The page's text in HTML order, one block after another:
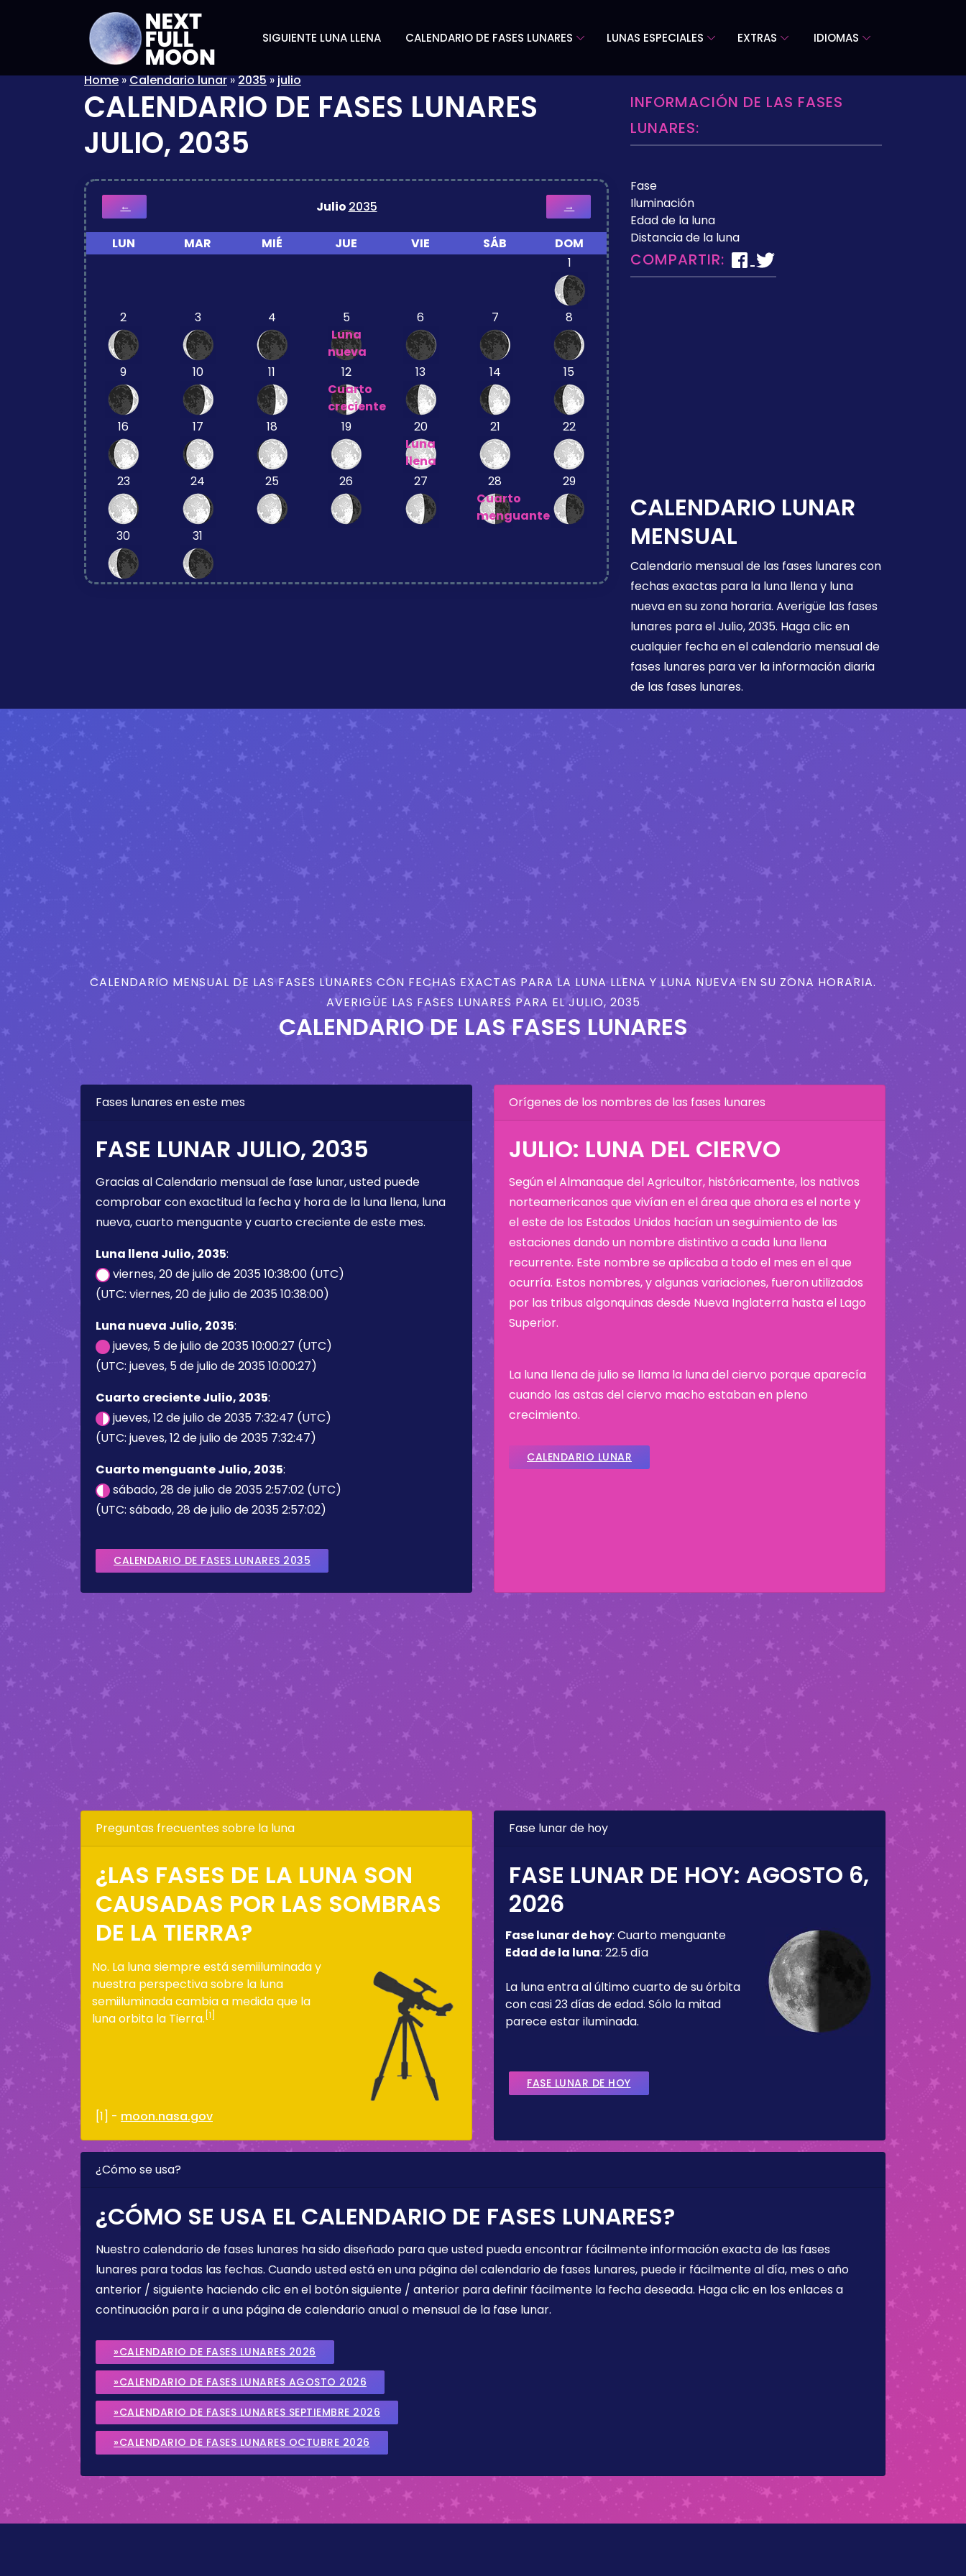
SIGUIENTE LUNA LLENA CALENDARIO DE FASES LUNARES LUNAS ESPECIALES EXTRAS IDIOMAS
Home»Calendario lunar»2035»julio
CALENDARIO DE FASES LUNARES
JULIO, 2035
← Julio 2035 →
LUN MAR MIÉ JUE VIE SÁB
DOM
1
2 3 4
5
Luna
nueva
6 7 8
9 10 11
12
Cuarto
creciente
13 14 15
16 17 18 19
20
Luna
llena
21 22
23 24 25 26 27
28
Cuarto
menguante
29
30 31
INFORMACIÓN DE LAS FASES
LUNARES:
Fase
Iluminación
Edad de la luna
Distancia de la luna
COMPARTIR:
CALENDARIO LUNAR
MENSUAL
Calendario mensual de las fases lunares con
fechas exactas para la luna llena y luna
nueva en su zona horaria. Averigüe las fases
lunares para el Julio, 2035. Haga clic en
cualquier fecha en el calendario mensual de
fases lunares para ver la información diaria
de las fases lunares.
CALENDARIO MENSUAL DE LAS FASES LUNARES CON FECHAS EXACTAS PARA LA LUNA LLENA Y LUNA NUEVA EN SU ZONA HORARIA.
AVERIGÜE LAS FASES LUNARES PARA EL JULIO, 2035
CALENDARIO DE LAS FASES LUNARES
Fases lunares en este mes
FASE LUNAR JULIO, 2035
Gracias al Calendario mensual de fase lunar, usted puede
comprobar con exactitud la fecha y hora de la luna llena, luna
nueva, cuarto menguante y cuarto creciente de este mes.
Luna llena Julio, 2035:
viernes, 20 de julio de 2035 10:38:00 (UTC)
(UTC: viernes, 20 de julio de 2035 10:38:00)
Luna nueva Julio, 2035:
jueves, 5 de julio de 2035 10:00:27 (UTC)
(UTC: jueves, 5 de julio de 2035 10:00:27)
Cuarto creciente Julio, 2035:
jueves, 12 de julio de 2035 7:32:47 (UTC)
(UTC: jueves, 12 de julio de 2035 7:32:47)
Cuarto menguante Julio, 2035:
sábado, 28 de julio de 2035 2:57:02 (UTC)
(UTC: sábado, 28 de julio de 2035 2:57:02)
CALENDARIO DE FASES LUNARES 2035
Orígenes de los nombres de las fases lunares
JULIO: LUNA DEL CIERVO
Según el Almanaque del Agricultor, históricamente, los nativos
norteamericanos que vivían en el área que ahora es el norte y
el este de los Estados Unidos hacían un seguimiento de las
estaciones dando un nombre distintivo a cada luna llena
recurrente. Este nombre se aplicaba a todo el mes en el que
ocurría. Estos nombres, y algunas variaciones, fueron utilizados
por las tribus algonquinas desde Nueva Inglaterra hasta el Lago
Superior.
La luna llena de julio se llama la luna del ciervo porque aparecía
cuando las astas del ciervo macho estaban en pleno
crecimiento.
CALENDARIO LUNAR
Preguntas frecuentes sobre la luna
¿LAS FASES DE LA LUNA SON
CAUSADAS POR LAS SOMBRAS
DE LA TIERRA?
No. La luna siempre está semiiluminada y
nuestra perspectiva sobre la luna
semiiluminada cambia a medida que la
luna orbita la Tierra. [1]
[1] - moon.nasa.gov
Fase lunar de hoy
FASE LUNAR DE HOY: AGOSTO 6,
2026
Fase lunar de hoy: Cuarto menguante
Edad de la luna: 22.5 día
La luna entra al último cuarto de su órbita
con casi 23 días de edad. Sólo la mitad
parece estar iluminada.
FASE LUNAR DE HOY
¿Cómo se usa?
¿CÓMO SE USA EL CALENDARIO DE FASES LUNARES?
Nuestro calendario de fases lunares ha sido diseñado para que usted pueda encontrar fácilmente información exacta de las fases
lunares para todas las fechas. Cuando usted está en una página del calendario de fases lunares, puede ir fácilmente al día, mes o año
anterior / siguiente haciendo clic en el botón siguiente / anterior para definir fácilmente la fecha deseada. Haga clic en los enlaces a
continuación para ir a una página de calendario anual o mensual de la fase lunar.
»CALENDARIO DE FASES LUNARES 2026
»CALENDARIO DE FASES LUNARES AGOSTO 2026
»CALENDARIO DE FASES LUNARES SEPTIEMBRE 2026
»CALENDARIO DE FASES LUNARES OCTUBRE 2026